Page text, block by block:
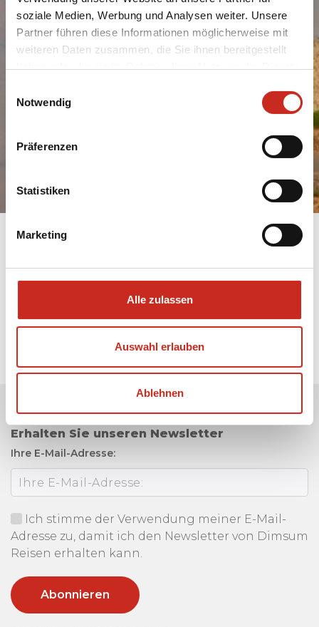
soziale Medien, Werbung und Analysen weiter. Unsere
Partner führen diese Informationen möglicherweise mit
weiteren Daten zusammen, die Sie ihnen bereitgestellt
haben oder die sie im Rahmen Ihrer Nutzung der Dienste
Notwendig
Präferenzen
Statistiken
Marketing
Alle zulassen
Auswahl erlauben
Ablehnen
Buchen Sie eine
Rundreise durch
Armenien
Erhalten Sie unseren Newsletter
Ihre E-Mail-Adresse:
Ich stimme der Verwendung meiner E-Mail-
Adresse zu, damit ich den Newsletter von Dimsum
Reisen erhalten kann.